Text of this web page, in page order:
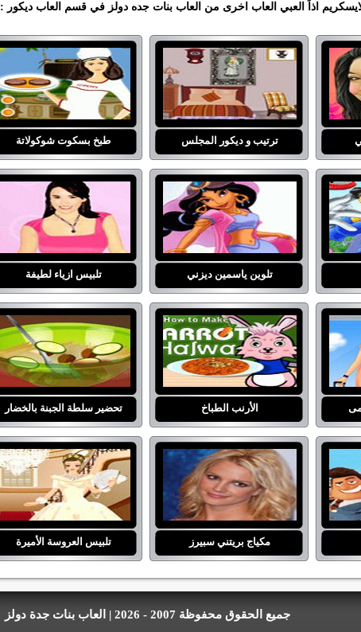
اذاً العبي العاب اخرى من العاب بنات جده دولز في قسم العاب ديكور :
ترتيب و ديكور المجلس طبخ بسكوت شوكولاتة
تلوين ياسمين ديزني تلبيس ازياء لطيفة
الأرنب الطباخ تحضير سلطة الجبنة بالخضار
مكياج بريتني سبيرز تلبيس العروسة الأميرة
جميع الحقوق محفوظة 2007 - 2026 | العاب بنات جدة دولز